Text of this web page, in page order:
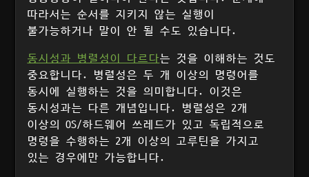
따라서는 순서를 지키지 않는 실행이
불가능하거나 말이 안 될 수도 있습니다.
동시성과 병렬성이 다르다는 것을 이해하는 것도
중요합니다. 병렬성은 두 개 이상의 명령어를
동시에 실행하는 것을 의미합니다. 이것은
동시성과는 다른 개념입니다. 병렬성은 2개
이상의 OS/하드웨어 쓰레드가 있고 독립적으로
명령을 수행하는 2개 이상의 고루틴을 가지고
있는 경우에만 가능합니다.